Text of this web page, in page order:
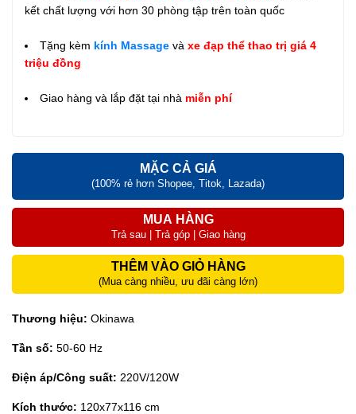
kết chất lượng với hơn 30 phòng tập trên toàn quốc
Tặng kèm kính Massage và xe đạp thể thao trị giá 4
triệu đồng
Giao hàng và lắp đặt tại nhà miễn phí
MẶC CẢ GIÁ
(100% rẻ hơn Shopee, Titok, Lazada)
MUA HÀNG
Trả sau | Trả góp | Giao hàng
THÊM VÀO GIỎ HÀNG
(Mua càng nhiều, ưu đãi càng lớn)
Thương hiệu: Okinawa
Tần số: 50-60 Hz
Điện áp/Công suất: 220V/120W
Kích thước: 120x77x116 cm